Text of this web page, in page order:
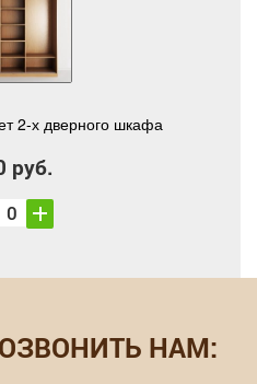
2-х дверного шкафа
руб.
НАМ: